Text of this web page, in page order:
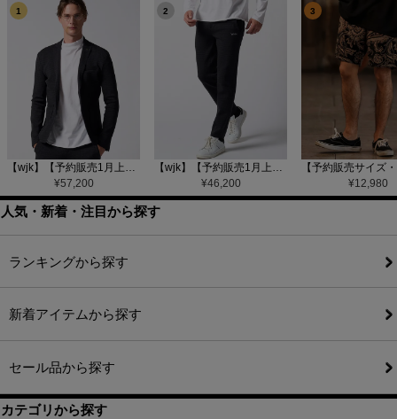
1
【wjk】【予約販売1月上旬～中旬入荷】function knit jacket(jacquard check) ニットジャケット(207 mw08j)
¥57,200
2
【wjk】【予約販売1月上旬～中旬入荷】function knit easy slacks(jacquard check) ニットイージーパンツ(504 mw08j)
¥46,200
3
¥12,980
人気・新着・注目から探す
ランキングから探す
新着アイテムから探す
セール品から探す
カテゴリから探す